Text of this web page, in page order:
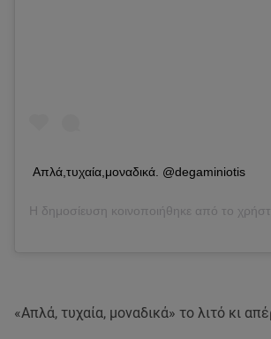
Απλά,τυχαία,μοναδικά. @degaminiotis
Η δημοσίευση κοινοποιήθηκε από το
«Απλά, τυχαία, μοναδικά» το λιτό κι